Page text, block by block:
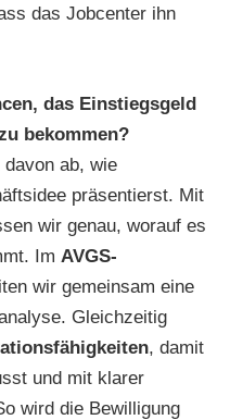
das Jobcenter ihn
das Einstiegsgeld
bekommen?
ab, wie
präsentierst. Mit
wir genau, worauf es
Im AVGS-
wir gemeinsam eine
Gleichzeitig
, damit
und mit klarer
wird die Bewilligung